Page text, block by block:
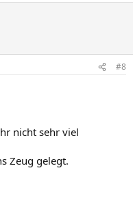
#8
nicht sehr viel
Zeug gelegt.